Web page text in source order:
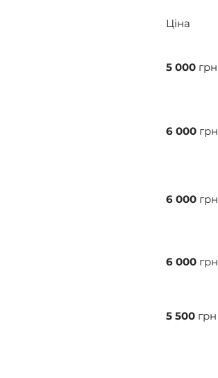
Ціна
5 000 грн
6 000 грн
6 000 грн
6 000 грн
5 500 грн